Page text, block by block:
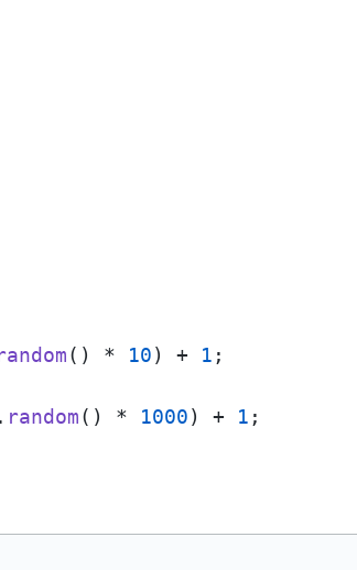
() * 10) + 1
. random() * 1000) + 1